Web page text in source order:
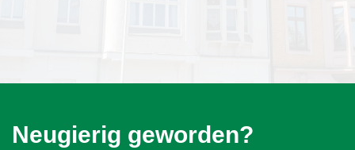
Neugierig geworden?